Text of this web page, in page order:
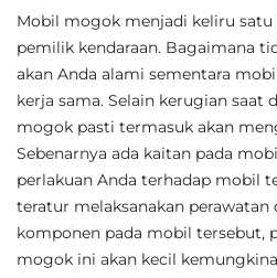
Mobil mogok menjadi keliru
pemilik kendaraan. Bagaimana
akan Anda alami sementara
kerja sama. Selain kerugian saat
mogok pasti termasuk akan
Sebenarnya ada kaitan pada
perlakuan Anda terhadap mobil
teratur melaksanakan perawatan
komponen pada mobil tersebut,
mogok ini akan kecil